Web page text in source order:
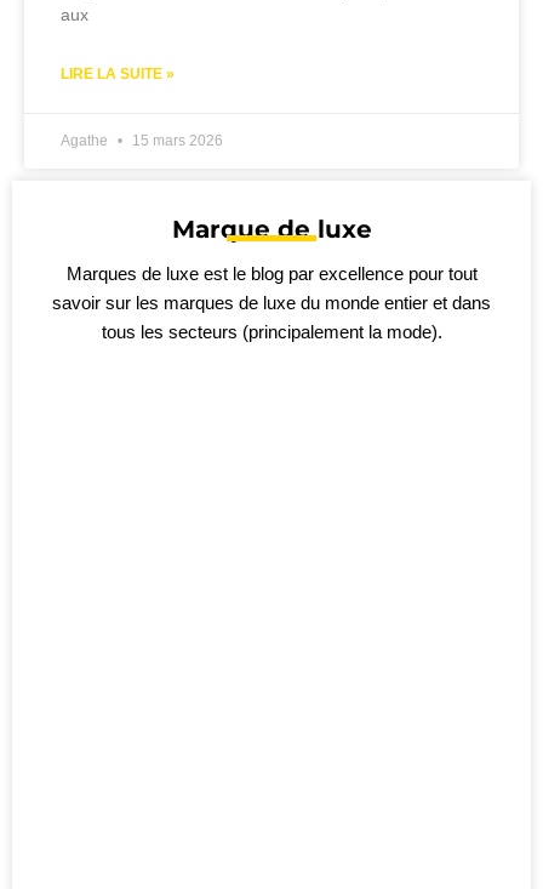
aux
LIRE LA SUITE »
Agathe 15 mars 2026
Marque de luxe
Marques de luxe est le blog par excellence pour tout
savoir sur les marques de luxe du monde entier et dans
tous les secteurs (principalement la mode).